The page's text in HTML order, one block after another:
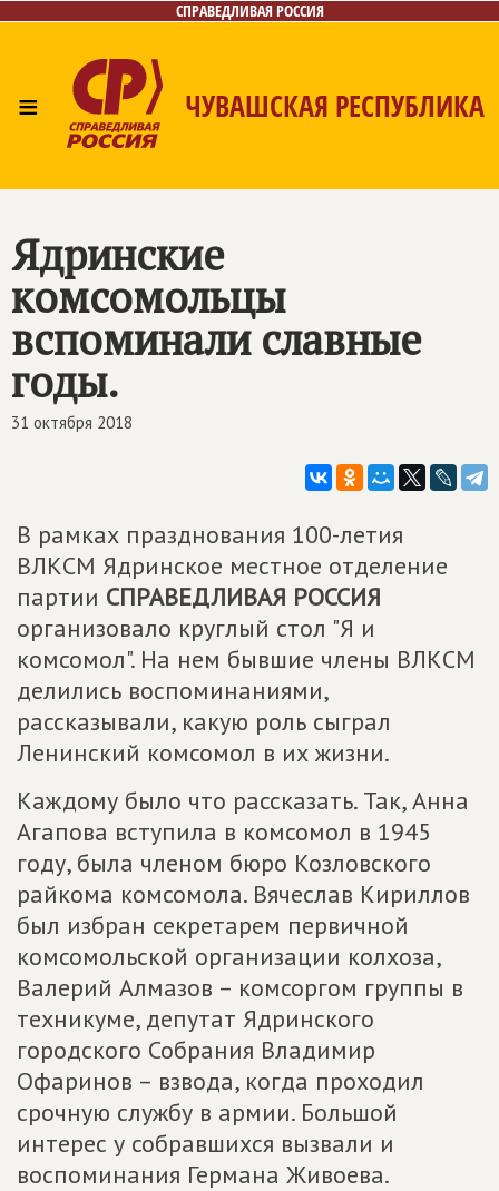
СПРАВЕДЛИВАЯ РОССИЯ
≡ ЧУВАШСКАЯ РЕСПУБЛИКА
Ядринские
комсомольцы
вспоминали славные
годы.
31 октября 2018
В рамках празднования 100-летия
ВЛКСМ Ядринское местное отделение
партии СПРАВЕДЛИВАЯ РОССИЯ
организовало круглый стол "Я и
комсомол". На нем бывшие члены ВЛКСМ
делились воспоминаниями,
рассказывали, какую роль сыграл
Ленинский комсомол в их жизни.
Каждому было что рассказать. Так, Анна
Агапова вступила в комсомол в 1945
году, была членом бюро Козловского
райкома комсомола. Вячеслав Кириллов
был избран секретарем первичной
комсомольской организации колхоза,
Валерий Алмазов – комсоргом группы в
техникуме, депутат Ядринского
городского Собрания Владимир
Офаринов – взвода, когда проходил
срочную службу в армии. Большой
интерес у собравшихся вызвали и
воспоминания Германа Живоева.